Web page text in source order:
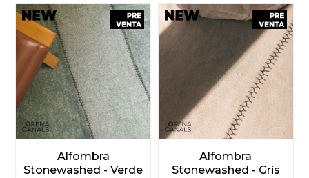
Alfombra
Stonewashed - Verde
Alfombra
Stonewashed - Gris